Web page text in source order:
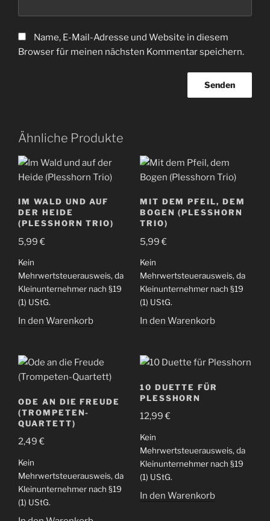
Name, E-Mail-Adresse und Website in diesem
Browser für meinen nächsten Kommentar speichern.
Ähnliche Produkte
IM WALD UND AUF
DER HEIDE
(PLESSHORN TRIO)
5,99€
Kein
Mehrwertsteuerausweis, da
Kleinunternehmer nach §19
(1) UStG.
In den Warenkorb
MIT DEM PFEIL, DEM
BOGEN (PLESSHORN
TRIO)
5,99€
Kein
Mehrwertsteuerausweis, da
Kleinunternehmer nach §19
(1) UStG.
In den Warenkorb
ODE AN DIE FREUDE
(TROMPETEN-
QUARTETT)
2,49€
Kein
Mehrwertsteuerausweis, da
Kleinunternehmer nach §19
(1) UStG.
10 DUETTE FÜR
PLESSHORN
12,99€
Kein
Mehrwertsteuerausweis, da
Kleinunternehmer nach §19
(1) UStG.
In den Warenkorb